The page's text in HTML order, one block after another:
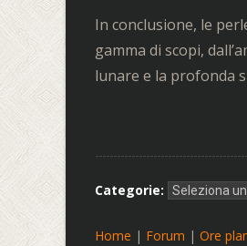
In conclusione, le
gamma di scopi,
lunare e la profonda
Categorie:
Home | Forum | Ore